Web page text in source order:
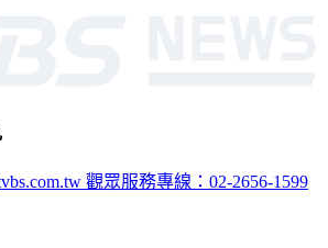
觀眾服務專線：02-2656-1599